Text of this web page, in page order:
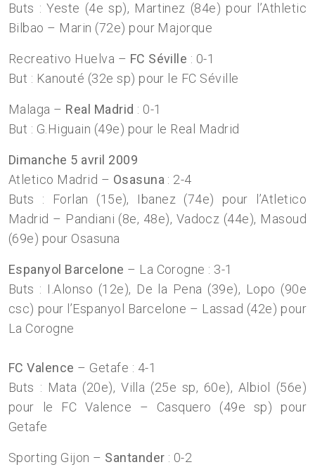
Buts : Yeste (4e sp), Martinez (84e) pour l’Athletic
Bilbao – Marin (72e) pour Majorque
Recreativo Huelva – FC Séville : 0-1
But : Kanouté (32e sp) pour le FC Séville
Malaga – Real Madrid : 0-1
But : G.Higuain (49e) pour le Real Madrid
Dimanche 5 avril 2009
Atletico Madrid – Osasuna : 2-4
Buts : Forlan (15e), Ibanez (74e) pour l’Atletico
Madrid – Pandiani (8e, 48e), Vadocz (44e), Masoud
(69e) pour Osasuna
Espanyol Barcelone – La Corogne : 3-1
Buts : I.Alonso (12e), De la Pena (39e), Lopo (90e
csc) pour l’Espanyol Barcelone – Lassad (42e) pour
La Corogne
FC Valence – Getafe : 4-1
Buts : Mata (20e), Villa (25e sp, 60e), Albiol (56e)
pour le FC Valence – Casquero (49e sp) pour
Getafe
Sporting Gijon – Santander : 0-2